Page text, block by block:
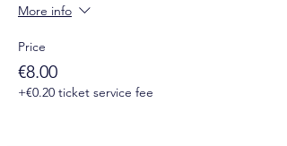
More info
Price
€8.00
+€0.20 ticket service fee